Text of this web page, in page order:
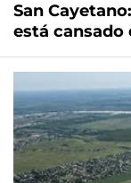
San
está cansado